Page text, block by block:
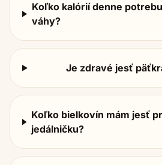
Koľko kalórií denne
váhy?
Je zdravé jesť
Koľko bielkovín mám jesť
jedálničku?